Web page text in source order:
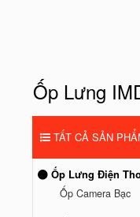
Ốp Lưng
TẤT CẢ SẢN
Ốp Lưng Điện
Ốp Camera Bạc